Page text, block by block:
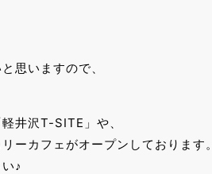
思いますので、
井沢T-SITE」や、
ーカフェがオープンしております。
♪